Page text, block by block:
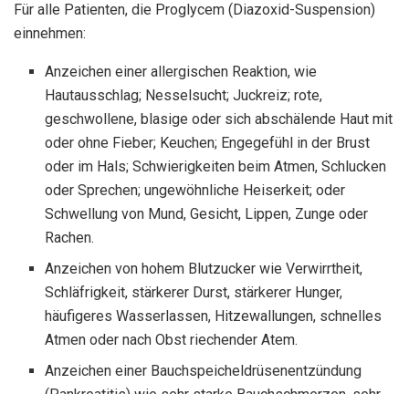
Für alle Patienten, die Proglycem (Diazoxid-Suspension)
einnehmen:
Anzeichen einer allergischen Reaktion, wie
Hautausschlag; Nesselsucht; Juckreiz; rote,
geschwollene, blasige oder sich abschälende Haut mit
oder ohne Fieber; Keuchen; Engegefühl in der Brust
oder im Hals; Schwierigkeiten beim Atmen, Schlucken
oder Sprechen; ungewöhnliche Heiserkeit; oder
Schwellung von Mund, Gesicht, Lippen, Zunge oder
Rachen.
Anzeichen von hohem Blutzucker wie Verwirrtheit,
Schläfrigkeit, stärkerer Durst, stärkerer Hunger,
häufigeres Wasserlassen, Hitzewallungen, schnelles
Atmen oder nach Obst riechender Atem.
Anzeichen einer Bauchspeicheldrüsenentzündung